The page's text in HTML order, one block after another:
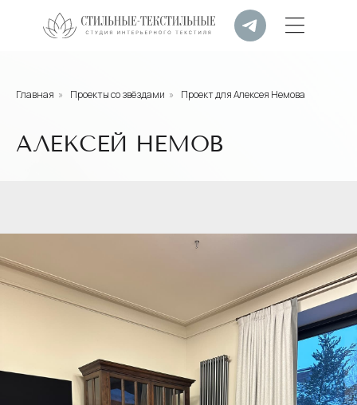
Главная » Проекты со звёздами » Проект для Алексея Немова
АЛЕКСЕЙ НЕМОВ